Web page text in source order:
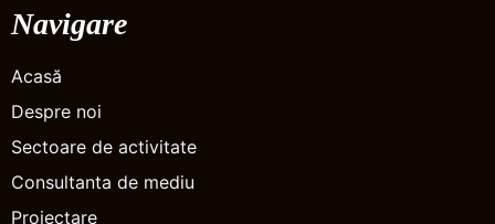
Navigare
Acasă
Despre noi
Sectoare de activitate
Consultanta de mediu
Proiectare